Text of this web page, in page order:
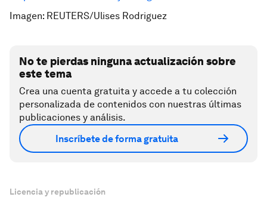
Imagen: REUTERS/Ulises Rodriguez
No te pierdas ninguna actualización sobre
este tema
Crea una cuenta gratuita y accede a tu colección
personalizada de contenidos con nuestras últimas
publicaciones y análisis.
Inscríbete de forma gratuita
Licencia y republicación